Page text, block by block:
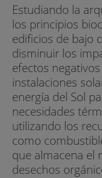
Estudiando la
los principios
edificios de bajo
disminuir los
efectos
instalaciones
energía del Sol
necesidades
utilizando los
como
que almacena el
desechos